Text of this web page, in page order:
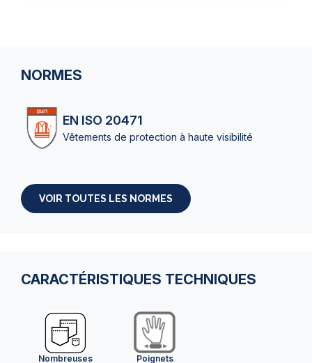
NORMES
EN ISO 20471
Vêtements de protection à haute visibilité
VOIR TOUTES LES NORMES
CARACTÉRISTIQUES TECHNIQUES
Nombreuses
Poignets